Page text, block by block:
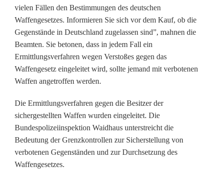
d
e
s
p
o
l
i
z
e
vielen Fällen den Bestimmungen des deutschen
Waffengesetzes. Informieren Sie sich vor dem Kauf, ob die
Gegenstände in Deutschland zugelassen sind”, mahnen die
Beamten. Sie betonen, dass in jedem Fall ein
Ermittlungsverfahren wegen Verstoßes gegen das
Waffengesetz eingeleitet wird, sollte jemand mit verbotenen
Waffen angetroffen werden.
Die Ermittlungsverfahren gegen die Besitzer der
sichergestellten Waffen wurden eingeleitet. Die
Bundespolizeiinspektion Waidhaus unterstreicht die
Bedeutung der Grenzkontrollen zur Sicherstellung von
verbotenen Gegenständen und zur Durchsetzung des
Waffengesetzes.